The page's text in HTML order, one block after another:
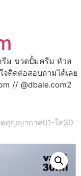
รีม ขวดปั้มครีม หัวส
จติดต่อสอบถามได้เลย
// @dbale.com2
สุญญากาศ01-ใส30